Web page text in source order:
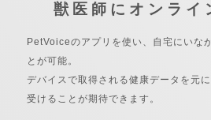
獣医師にオンライ
PetVoiceのアプリを使い、自宅にいな
とが可能。
デバイスで取得される健康データを元
受けることが期待できます。